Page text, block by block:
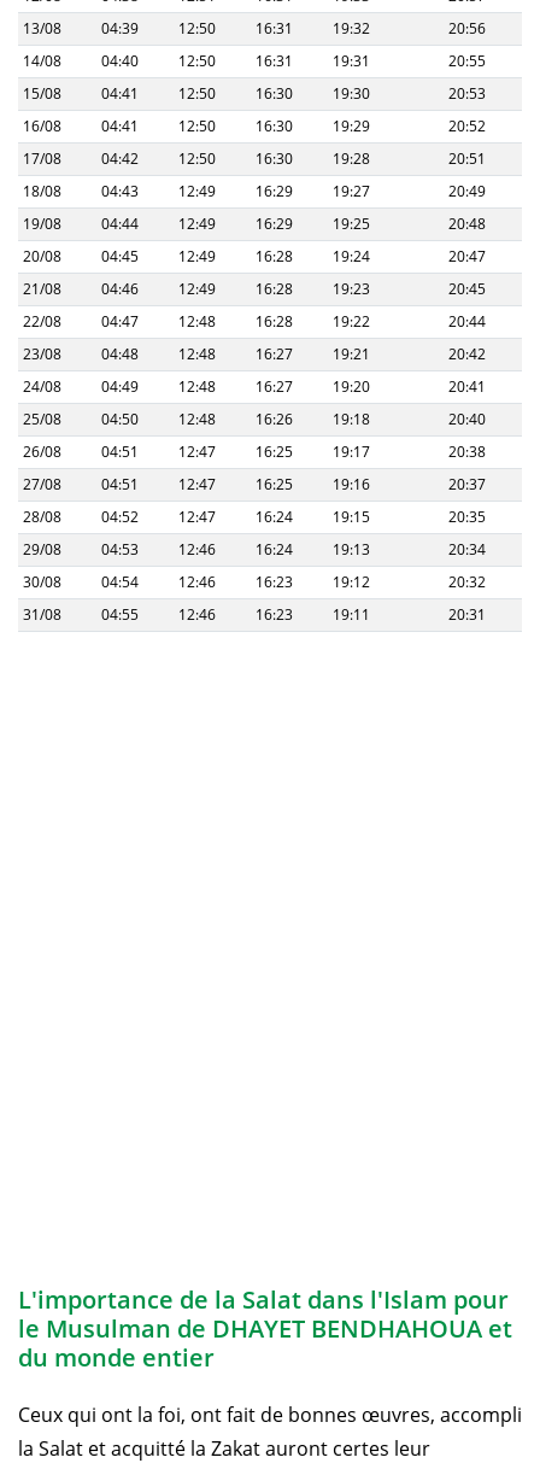
13/08
04:39 12:50 16:31 19:32
20:56
14/08
04:40 12:50 16:31 19:31
20:55
15/08
04:41 12:50 16:30 19:30
20:53
16/08
04:41 12:50 16:30 19:29
20:52
17/08
04:42 12:50 16:30 19:28
20:51
18/08
04:43 12:49 16:29 19:27
20:49
19/08
04:44 12:49 16:29 19:25
20:48
20/08
04:45 12:49 16:28 19:24
20:47
21/08
04:46 12:49 16:28 19:23
20:45
22/08
04:47 12:48 16:28 19:22
20:44
23/08
04:48 12:48 16:27 19:21
20:42
24/08
04:49 12:48 16:27 19:20
20:41
25/08
04:50 12:48 16:26 19:18
20:40
26/08
04:51 12:47 16:25 19:17
20:38
27/08
04:51 12:47 16:25 19:16
20:37
28/08
04:52 12:47 16:24 19:15
20:35
29/08
04:53 12:46 16:24 19:13
20:34
30/08
04:54 12:46 16:23 19:12
20:32
31/08
04:55 12:46 16:23 19:11 20:31
L'importance de la Salat dans l'Islam pour
le Musulman de DHAYET BENDHAHOUA et
du monde entier
Ceux qui ont la foi, ont fait de bonnes œuvres, accompli
la Salat et acquitté la Zakat auront certes leur